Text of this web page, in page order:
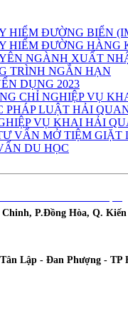
HIỂM ĐƯỜNG BIỂN
HIỂM ĐƯỜNG HÀNG
NGÀNH XUẤT
TRÌNH NGẮN HẠN
DỤNG 2023
CHỈ NGHIỆP VỤ
PHÁP LUẬT HẢI
VỤ KHAI HẢI
VẤN MỞ TIỆM GIẶT
DU HỌC
P.Đồng Hòa, Q.
Lập - Đan Phượng - TP